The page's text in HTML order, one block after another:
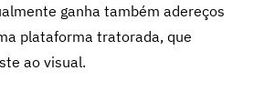
ganha também adereços
plataforma tratorada, que
ao visual.